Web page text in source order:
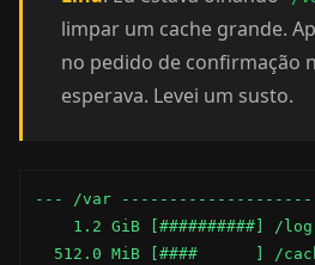
limpar um cache grande.
no pedido de confirmação
esperava. Levei um susto.
--- /var
    1.2 GiB [##########] /log
512.0 MiB [####      ] /